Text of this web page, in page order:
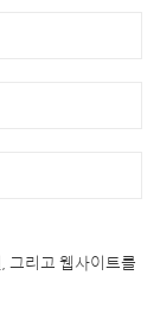
그리고 웹사이트를